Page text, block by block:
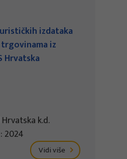
izdataka
iz
Hrvatska
k.d.
2024
Vidi više